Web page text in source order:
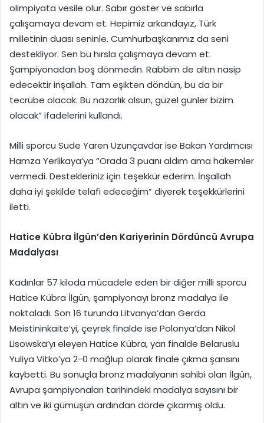
olimpiyata vesile olur. Sabır göster ve sabırla
çalışamaya devam et. Hepimiz arkandayız, Türk
milletinin duası seninle. Cumhurbaşkanımız da seni
destekliyor. Sen bu hırsla çalışmaya devam et.
Şampiyonadan boş dönmedin. Rabbim de altın nasip
edecektir inşallah. Tam eşikten döndün, bu da bir
tecrübe olacak. Bu nazarlık olsun, güzel günler bizim
olacak” ifadelerini kullandı.
Milli sporcu Sude Yaren Uzunçavdar ise Bakan Yardımcısı
Hamza Yerlikaya’ya “Orada 3 puanı aldım ama hakemler
vermedi. Destekleriniz için teşekkür ederim. İnşallah
daha iyi şekilde telafi edeceğim” diyerek teşekkürlerini
iletti.
Hatice Kübra İlgün’den Kariyerinin Dördüncü Avrupa
Madalyası
Kadınlar 57 kiloda mücadele eden bir diğer milli sporcu
Hatice Kübra İlgün, şampiyonayı bronz madalya ile
noktaladı. Son 16 turunda Litvanya’dan Gerda
Meistininkaite’yi, çeyrek finalde ise Polonya’dan Nikol
Lisowska’yı eleyen Hatice Kübra, yarı finalde Belaruslu
Yuliya Vitko’ya 2-0 mağlup olarak finale çıkma şansını
kaybetti. Bu sonuçla bronz madalyanın sahibi olan İlgün,
Avrupa şampiyonaları tarihindeki madalya sayısını bir
altın ve iki gümüşün ardından dörde çıkarmış oldu.